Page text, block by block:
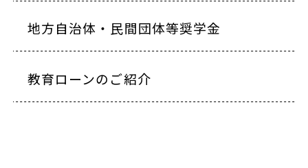
地方自治体・民間団体等奨学金
教育ローンのご紹介